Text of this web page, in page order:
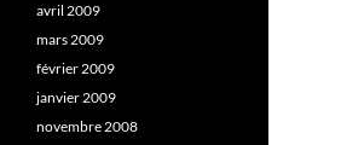
avril 2009
mars 2009
février 2009
janvier 2009
novembre 2008